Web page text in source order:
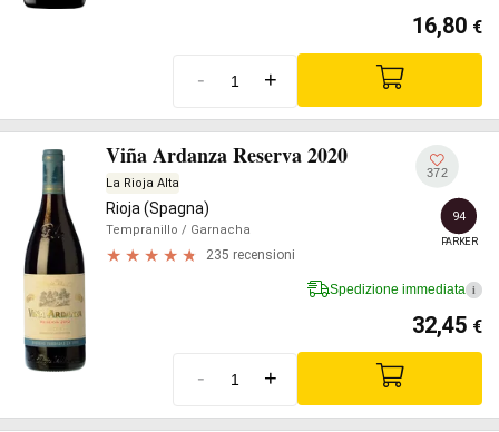
16,80 €
- +
Viña Ardanza Reserva 2020
La Rioja Alta
Rioja (Spagna)
Tempranillo / Garnacha
235 recensioni
372
94
PARKER
Spedizione immediata i
32,45 €
- +